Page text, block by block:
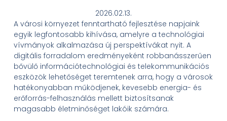
2026.02.13.
A városi környezet fenntartható fejlesztése napjaink
egyik legfontosabb kihívása, amelyre a technológiai
vívmányok alkalmazása új perspektívákat nyit. A
digitális forradalom eredményeként robbanásszerűen
bővülő információtechnológiai és telekommunikációs
eszközök lehetőséget teremtenek arra, hogy a városok
hatékonyabban működjenek, kevesebb energia- és
erőforrás-felhasználás mellett biztosítsanak
magasabb életminőséget lakóik számára.